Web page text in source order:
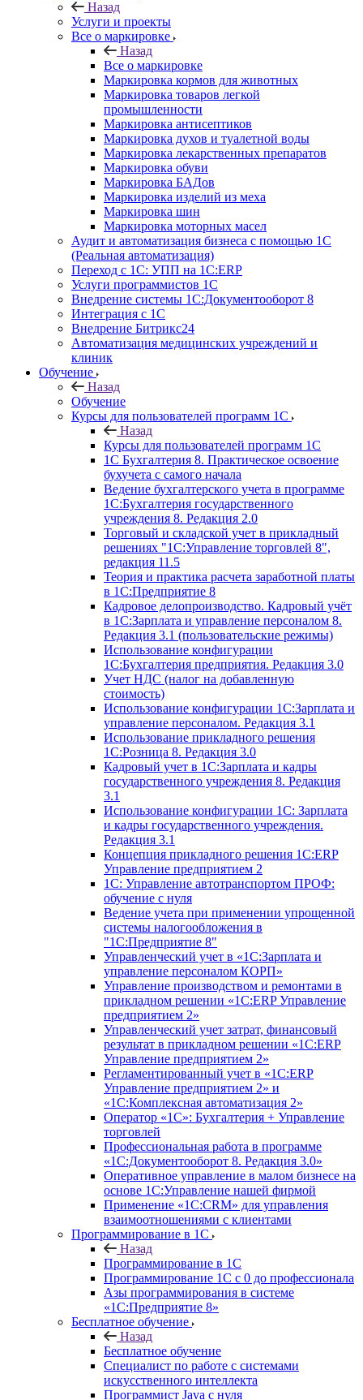
Назад
Услуги и проекты
Все о маркировке
Назад
Все о маркировке
Маркировка кормов для животных
Маркировка товаров легкой
промышленности
Маркировка антисептиков
Маркировка духов и туалетной воды
Маркировка лекарственных препаратов
Маркировка обуви
Маркировка БАДов
Маркировка изделий из меха
Маркировка шин
Маркировка моторных масел
Аудит и автоматизация бизнеса с помощью 1С
(Реальная автоматизация)
Переход с 1С: УПП на 1С:ERP
Услуги программистов 1С
Внедрение системы 1С:Документооборот 8
Интеграция с 1С
Внедрение Битрикс24
Автоматизация медицинских учреждений и
клиник
Обучение
Назад
Обучение
Курсы для пользователей программ 1С
Назад
Курсы для пользователей программ 1С
1С Бухгалтерия 8. Практическое освоение
бухучета с самого начала
Ведение бухгалтерского учета в программе
1С:Бухгалтерия государственного
учреждения 8. Редакция 2.0
Торговый и складской учет в прикладный
решениях "1С:Управление торговлей 8",
редакция 11.5
Теория и практика расчета заработной платы
в 1С:Предприятие 8
Кадровое делопроизводство. Кадровый учёт
в 1С:Зарплата и управление персоналом 8.
Редакция 3.1 (пользовательские режимы)
Использование конфигурации
1С:Бухгалтерия предприятия. Редакция 3.0
Учет НДС (налог на добавленную
стоимость)
Использование конфигурации 1С:Зарплата и
управление персоналом. Редакция 3.1
Использование прикладного решения
1С:Розница 8. Редакция 3.0
Кадровый учет в 1С:Зарплата и кадры
государственного учреждения 8. Редакция
3.1
Использование конфигурации ‎1С: Зарплата
и кадры государственного учреждения.
Редакция 3.1
Концепция прикладного решения 1С:ERP
Управление предприятием 2
1С: Управление автотранспортом ПРОФ:
обучение с нуля
Ведение учета при применении упрощенной
системы налогообложения в
"1С:Предприятие 8"
Управленческий учет в «1C:Зарплата и
управление персоналом КОРП»
Управление производством и ремонтами в
прикладном решении «1С:ERP Управление
предприятием 2»
Управленческий учет затрат, финансовый
результат в прикладном решении «1С:ERP
Управление предприятием 2»
Регламентированный учет в «1С:ERP
Управление предприятием 2» и
«1С:Комплексная автоматизация 2»
Оператор «1С»: Бухгалтерия + Управление
торговлей
Профессиональная работа в программе
«1С:Документооборот 8. Редакция 3.0»
Оперативное управление в малом бизнесе на
основе 1С:Управление нашей фирмой
Применение «1С:CRM» для управления
взаимоотношениями с клиентами
Программирование в 1С
Назад
Программирование в 1С
Программирование 1С с 0 до профессионала
Азы программирования в системе
«1С:Предприятие 8»
Бесплатное обучение
Назад
Бесплатное обучение
Специалист по работе с системами
искусственного интеллекта
Программист Java с нуля